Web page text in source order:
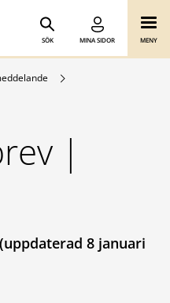
SÖK MINA SIDOR MENY
|
8 januari